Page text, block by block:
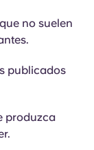
no suelen
publicados
produzca